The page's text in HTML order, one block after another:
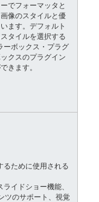
でフォーマッタと
像のスタイルと優
ます。デフォルト
タイルを選択する
ーボックス・プラグ
クスのプラグイン
きます。
るために使用される
イドショー機能、
ツのサポート、視覚